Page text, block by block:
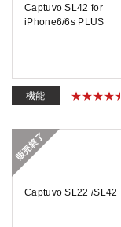
Captuvo SL42 for
iPhone6/6s PLUS
機能
Captuvo SL22 /SL42